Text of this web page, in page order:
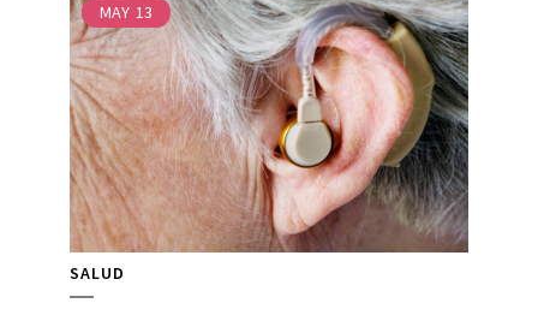
MAY 13
SALUD